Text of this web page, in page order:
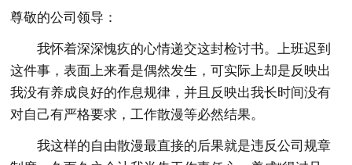
尊敬的公司领导：
我怀着深深愧疚的心情递交这封检讨书。上班迟到
这件事，表面上来看是偶然发生，可实际上却是反映出
我没有养成良好的作息规律，并且反映出我长时间没有
对自己有严格要求，工作散漫等必然结果。
我这样的自由散漫最直接的后果就是违反公司规章